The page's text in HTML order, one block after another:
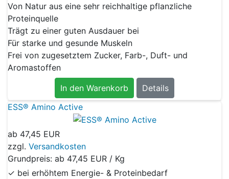
Von Natur aus eine sehr reichhaltige pflanzliche
Proteinquelle
Trägt zu einer guten Ausdauer bei
Für starke und gesunde Muskeln
Frei von zugesetztem Zucker, Farb-, Duft- und
Aromastoffen
In den Warenkorb
Details
ESS® Amino Active
ab 47,45 EUR
zzgl. Versandkosten
Grundpreis: ab 47,45 EUR / Kg
✓ bei erhöhtem Energie- & Proteinbedarf